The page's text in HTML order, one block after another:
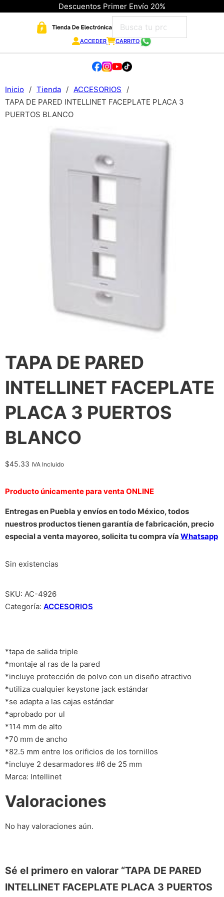
Descuentos Primer Envío 20%
ACCEDER CARRITO
Inicio / Tienda / ACCESORIOS
/
TAPA DE PARED INTELLINET FACEPLATE PLACA 3
PUERTOS BLANCO
TAPA DE PARED
INTELLINET FACEPLATE
PLACA 3 PUERTOS
BLANCO
$45.33 IVA Incluido
Producto únicamente para venta ONLINE
Entregas en Puebla y envíos en todo México, todos
nuestros productos tienen garantía de fabricación, precio
especial a venta mayoreo, solicita tu compra vía Whatsapp
Sin existencias
SKU: AC-4926
Categoría: ACCESORIOS
*tapa de salida triple
*montaje al ras de la pared
*incluye protección de polvo con un diseño atractivo
*utiliza cualquier keystone jack estándar
*se adapta a las cajas estándar
*aprobado por ul
*114 mm de alto
*70 mm de ancho
*82.5 mm entre los orificios de los tornillos
*incluye 2 desarmadores #6 de 25 mm
Marca: Intellinet
Valoraciones
No hay valoraciones aún.
Sé el primero en valorar “TAPA DE PARED
INTELLINET FACEPLATE PLACA 3 PUERTOS